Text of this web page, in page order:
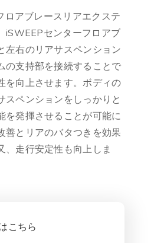
ロアブレースリアエクステ
iSWEEPセンターフロアブ
左右のリアサスペンション
の支持部を接続することで
を向上させます。ボディの
スペンションをしっかりと
を発揮させることが可能に
善とリアのバタつきを効果
、走行安定性も向上しま
こちら